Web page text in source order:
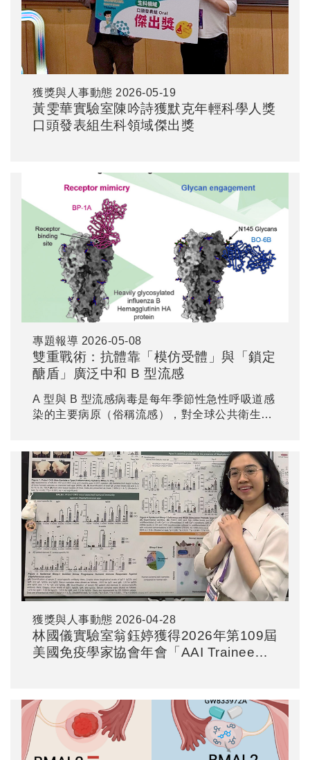
獲獎與人事動態 2026-05-19
黃雯華實驗室陳吟詩獲默克年輕科學人獎
口頭發表組生科領域傑出獎
專題報導 2026-05-08
雙重戰術：抗體靠「模仿受體」與「鎖定
醣盾」廣泛中和 B 型流感
A 型與 B 型流感病毒是每年季節性急性呼吸道感
染的主要病原（俗稱流感），對全球公共衛生持
獲獎與人事動態 2026-04-28
林國儀實驗室翁鈺婷獲得2026年第109屆
美國免疫學家協會年會「AAI Trainee